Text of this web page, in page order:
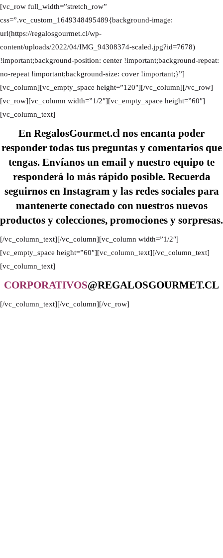
[vc_row full_width=”stretch_row”
css=”.vc_custom_1649348495489{background-image:
url(https://regalosgourmet.cl/wp-
content/uploads/2022/04/IMG_94308374-scaled.jpg?id=7678)
!important;background-position: center !important;background-repeat:
no-repeat !important;background-size: cover !important;}”]
[vc_column][vc_empty_space height=”120″][/vc_column][/vc_row]
[vc_row][vc_column width=”1/2″][vc_empty_space height=”60″]
[vc_column_text]
En RegalosGourmet.cl nos encanta poder
responder todas tus preguntas y comentarios que
tengas. Envíanos un email y nuestro equipo te
responderá lo más rápido posible. Recuerda
seguirnos en Instagram y las redes sociales para
mantenerte conectado con nuestros nuevos
productos y colecciones, promociones y sorpresas.
[/vc_column_text][/vc_column][vc_column width=”1/2″]
[vc_empty_space height=”60″][vc_column_text][/vc_column_text]
[vc_column_text]
CORPORATIVOS@REGALOSGOURMET.CL
[/vc_column_text][/vc_column][/vc_row]